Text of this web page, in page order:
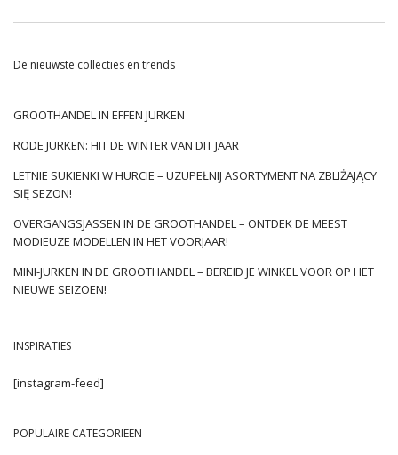
Mode voor de lente 2022 – een
Met de komst van het nieuwe seizoen komen er ook nieuwe
trends aan. Deze keer zullen we, naast de toch al bekende
voor de prijs? Gekke, kleurrijke kleding, originele snitten en
sieradenaccessoires, die doen denken aan de kitsch van de
jaren 2000. Het is niet verwonderlijk dat enkele van de …
De nieuwste collecties en trends
GROOTHANDEL IN EFFEN JURKEN
RODE JURKEN: HIT DE WINTER VAN DIT JAAR
LETNIE SUKIENKI W HURCIE – UZUPEŁNIJ ASORTYMENT NA ZBLIŻAJĄCY
SIĘ SEZON!
OVERGANGSJASSEN IN DE GROOTHANDEL – ONTDEK DE MEEST
MODIEUZE MODELLEN IN HET VOORJAAR!
MINI-JURKEN IN DE GROOTHANDEL – BEREID JE WINKEL VOOR OP HET
NIEUWE SEIZOEN!
INSPIRATIES
[instagram-feed]
POPULAIRE CATEGORIEËN